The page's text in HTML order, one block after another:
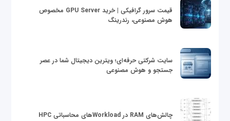
قیمت سرور گرافیکی | خرید GPU Server مخصوص
هوش مصنوعی، رندرینگ
سایت شرکتی حرفه‌ای؛ ویترین دیجیتال شما در عصر
جستجو و هوش مصنوعی
چالش‌های RAM در Workloadهای محاسباتی HPC